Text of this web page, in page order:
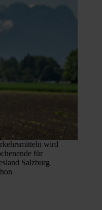
wird
für
Salzburg